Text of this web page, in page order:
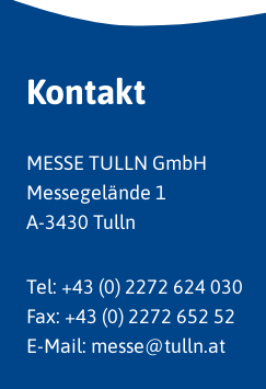
Kontakt
MESSE TULLN GmbH
Messegelände 1
A-3430 Tulln
Tel: +43 (0) 2272 624 030
Fax: +43 (0) 2272 652 52
E-Mail: messe@tulln.at